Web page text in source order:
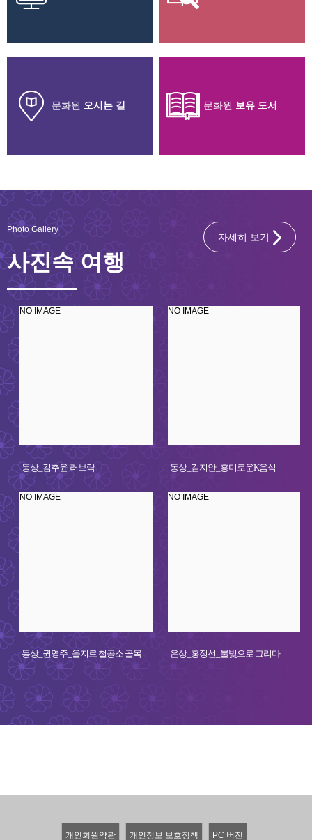
문화원 오시는 길 문화원 보유 도서
Photo Gallery
사진속 여행
자세히 보기
NO IMAGE
동상_김추윤-러브락
NO IMAGE
동상_김지안_흥미로운K음식
NO IMAGE
동상_권영주_을지로 철공소 골목
…
NO IMAGE
은상_홍정선_불빛으로 그리다
개인회원약관 개인정보 보호정책 PC 버전